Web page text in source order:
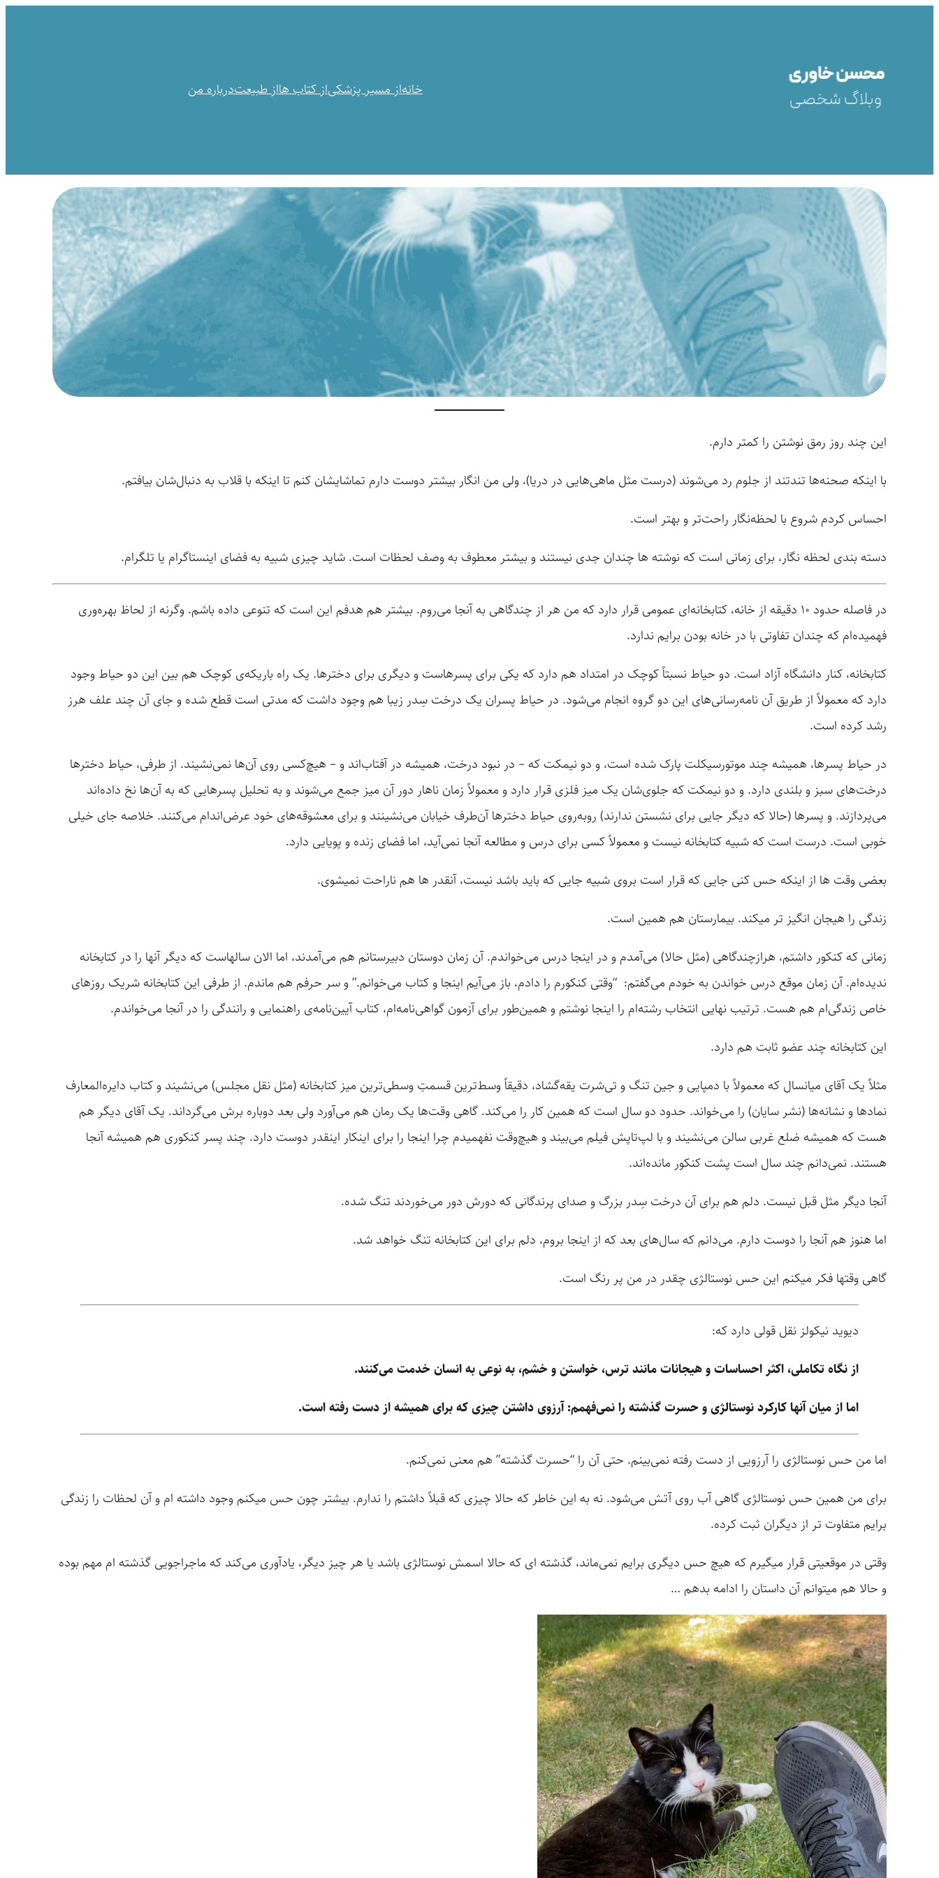
خانهاز مسیر پزشکیاز کتاب هااز طبیعتدرباره من
این چند روز رمق نوشتن را کمتر دارم.
با اینکه صحنه‌ها تندتند از جلوم رد می‌شوند (درست مثل ماهی‌هایی در دریا)، ولی من انگار بیشتر دوست دارم تماشایشان کنم تا اینکه با قلاب به دنبال‌شان بیافتم.
احساس کردم شروع با لحظه‌نگار راحت‌تر و بهتر است.
دسته بندی لحظه نگار، برای زمانی است که نوشته ها چندان جدی نیستند و بیشتر معطوف به وصف لحظات است. شاید چیزی شبیه به فضای اینستاگرام یا تلگرام.
در فاصله حدود 10 دقیقه از خانه‌، کتابخانه‌ای عمومی قرار دارد که من هر از چندگاهی به آنجا می‌روم. بیشتر هم هدفم این است که تنوعی داده باشم. وگرنه از لحاظ بهره‌وری
فهمیده‌ام که چندان تفاوتی با در خانه بودن برایم ندارد.
کتابخانه‌، کنار دانشگاه آزاد است. دو حیاط نسبتاً کوچک در امتداد هم دارد که یکی برای پسرهاست و دیگری برای دخترها. یک راه باریکه‌ی کوچک هم بین این دو حیاط وجود
دارد که معمولاً از طریق آن نامه‌رسانی‌های این دو گروه انجام می‌شود. در حیاط پسران یک درخت سِدر زیبا هم وجود داشت که مدتی است قطع شده و جای آن چند علف هرز
رشد کرده است.
در حیاط پسرها، همیشه چند موتورسیکلت پارک شده است، و دو نیمکت که – در نبود درخت، همیشه در آفتاب‌اند و – هیچ‌کسی روی آن‌ها نمی‌نشیند. از طرفی، حیاط دخترها
درخت‌های سبز و بلندی دارد. و دو نیمکت که جلوی‌شان یک میز فلزی قرار دارد و معمولاً زمان ناهار دور آن میز جمع می‌شوند و به تحلیل پسرهایی که به آن‌ها نخ داده‌اند
می‌پردازند. و پسرها (حالا که دیگر جایی برای نشستن ندارند) روبه‌روی حیاط دخترها آن‌طرف خیابان می‌نشینند و برای معشوقه‌های خود عرض‌اندام می‌کنند. خلاصه جای خیلی
خوبی است. درست است که شبیه کتابخانه نیست و معمولاً کسی برای درس و مطالعه آنجا نمی‌آید، اما فضای زنده و پویایی دارد.
بعضی وقت ها از اینکه حس کنی جایی که قرار است بروی شبیه جایی که باید باشد نیست، آنقدر ها هم ناراحت نمیشوی.
زندگی را هیجان انگیز تر میکند. بیمارستان هم همین است.
زمانی که کنکور داشتم، هرازچندگاهی (مثل حالا) می‌آمدم و در اینجا درس می‌خواندم. آن زمان دوستان دبیرستانم هم می‌آمدند، اما الان سالهاست که دیگر آنها را در کتابخانه
ندیده‌ام. آن زمان موقع درس خواندن به خودم می‌گفتم: “وقتی کنکورم را دادم، باز می‌آیم اینجا و کتاب می‌خوانم.” و سر حرفم هم ماندم. از طرفی این کتابخانه شریک روزهای
خاص زندگی‌ام هم هست. ترتیب نهایی انتخاب رشته‌ام را اینجا نوشتم و همین‌طور برای آزمون گواهی‌نامه‌ام، کتاب آیین‌نامه‌ی راهنمایی و رانندگی را در آنجا می‌خواندم.
این کتابخانه چند عضو ثابت هم دارد.
مثلاً یک آقای میانسال که معمولاً با دمپایی و جین تنگ و تی‌شرت یقه‌گشاد، دقیقاً وسط‌ترین قسمتِ وسطی‌ترین میز کتابخانه (مثل نقل مجلس) می‌نشیند و کتاب دایره‌المعارف
نمادها و نشانه‌ها (نشر سایان) را می‌خواند. حدود دو سال است که همین کار را می‌کند. گاهی وقت‌ها یک رمان هم می‌آورد ولی بعد دوباره برش می‌گرداند. یک آقای دیگر هم
هست که همیشه ضلع غربی سالن می‌نشیند و با لپ‌تاپش فیلم می‌بیند و هیچ‌وقت نفهمیدم چرا اینجا را برای اینکار اینقدر دوست دارد. چند پسر کنکوری هم همیشه آنجا
هستند. نمی‌دانم چند سال است پشت کنکور مانده‌اند.
آنجا دیگر مثل قبل نیست. دلم هم برای آن درخت سِدر بزرگ و صدای پرندگانی که دورش دور می‌خوردند تنگ شده.
اما هنوز هم آنجا را دوست دارم. می‌دانم که سال‌های بعد که از اینجا بروم، دلم برای این کتابخانه تنگ خواهد شد.
گاهی وقتها فکر میکنم این حس نوستالژی چقدر در من پر رنگ است.
دیوید نیکولز نقل قولی دارد که:
از نگاه تکاملی، اکثر احساسات و هیجانات مانند ترس، خواستن و خشم، به نوعی به انسان خدمت می‌کنند.
اما از میان آنها کارکرد نوستالژی و حسرت گذشته را نمی‌فهمم: آرزوی داشتن چیزی که برای همیشه از دست رفته است.
اما من حس نوستالژی را آرزویی از دست رفته نمی‌بینم. حتی آن را “حسرت گذشته” هم معنی نمی‌کنم.
برای من همین حس نوستالژی گاهی آب روی آتش می‌شود. نه به این خاطر که حالا چیزی که قبلاً داشتم را ندارم. بیشتر چون حس میکنم وجود داشته ام و آن لحظات را زندگی
برایم متفاوت تر از دیگران ثبت کرده.
وقتی در موقعیتی قرار میگیرم که هیچ حس دیگری برایم نمی‌ماند، گذشته ای که حالا اسمش نوستالژی باشد یا هر چیز دیگر، یادآوری می‌کند که ماجراجویی گذشته ام مهم بوده
و حالا هم میتوانم آن داستان را ادامه بدهم …